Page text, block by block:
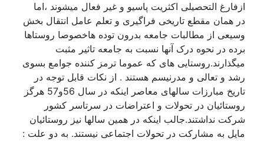
ازفارغ التحصیلی اکثریت پاسیو و غیر فعال میشوند ،اما
در همان مقطع تاریخی فراگیری و تعلم عامل انتقال بخش
وسیعی از مطالبات جامعه بدرون توده هاخصوصا روستاها
برده در نحوه درک آنها نسبت به جامعه تاثیر مثبت
میگذارند.روستایی های که عموما ترمز کننده جوامع بسوی
رشد و تعالی و مدرنیسم هستند . از نکات قابل توجه در
تاریخ مبارزات سالهای معاصر اینکه در سال 56و57 هرگز
روستائیان در تحولات و اعتراضات در سرتاسر کشور
شرکت نداشتند.جالب اینکه در همین سالها نیز روستائیان
مایل به مشارکت در تحولات اجتماعی نیستند. به دو علت :